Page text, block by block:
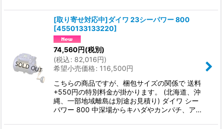
[取り寄せ対応中]ダイワ 23シーパワー 800
[4550133133220]
74,560円(税別)
(税込: 82,016円)
希望小売価格: 116,500円
こちらの商品ですが、梱包サイズの関係で 送料
+550円の特別料金が掛かります。 (北海道、沖
縄、一部地域離島は別途お見積り) ダイワ シー
パワー 800 中深場からキハダやカンパチ、ア…